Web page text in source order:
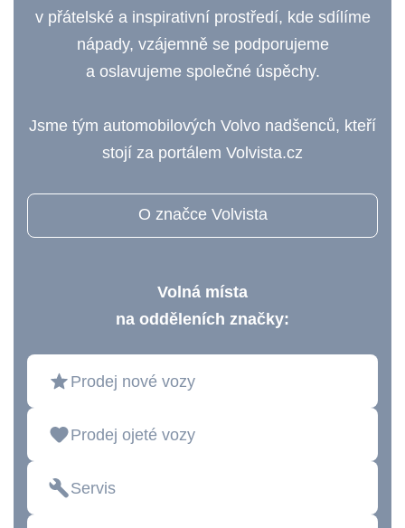
v přátelské a inspirativní prostředí, kde sdílíme
nápady, vzájemně se podporujeme
a oslavujeme společné úspěchy.
Jsme tým automobilových Volvo nadšenců, kteří
stojí za portálem Volvista.cz
O značce Volvista
Volná místa
na odděleních značky:
Prodej nové vozy
Prodej ojeté vozy
Servis